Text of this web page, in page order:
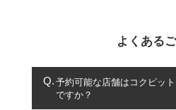
よくある
予約可能な店舗はコクピッ
ですか？